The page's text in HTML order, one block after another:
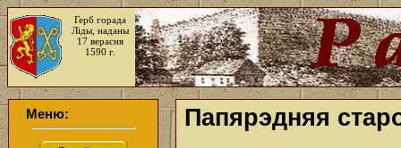
Герб горада
Ліды, наданы
17 верасня
1590 г.
Меню: Папярэдняя